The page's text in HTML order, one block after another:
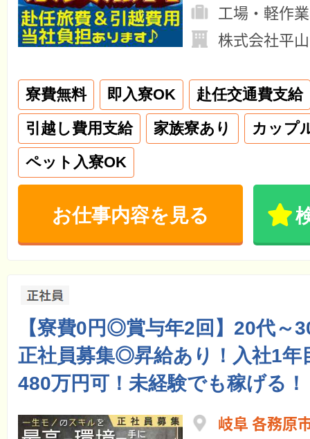
工場・軽作業
株式会社平
寮費無料 即入寮OK
赴任交通費支給
引越し費用支給
家族寮あり
カップ
ペット入寮OK
お仕事内容を見る
【寮費0円◎賞与年2回】20代～
正社員募集◎昇給あり！入社1年
480万円可！未経験でも稼げる！
岐阜 各務原